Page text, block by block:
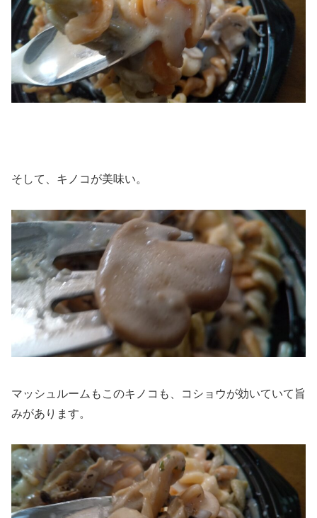
そして、キノコが美味い。
マッシュルームもこのキノコも、コショウが効いていて旨
みがあります。